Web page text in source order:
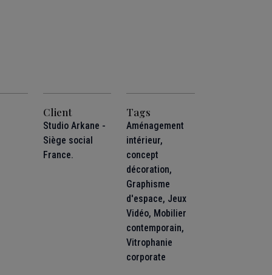
Client
Studio Arkane -
Siège social
France.
Tags
Aménagement
intérieur,
concept
décoration,
Graphisme
d'espace, Jeux
Vidéo, Mobilier
contemporain,
Vitrophanie
corporate